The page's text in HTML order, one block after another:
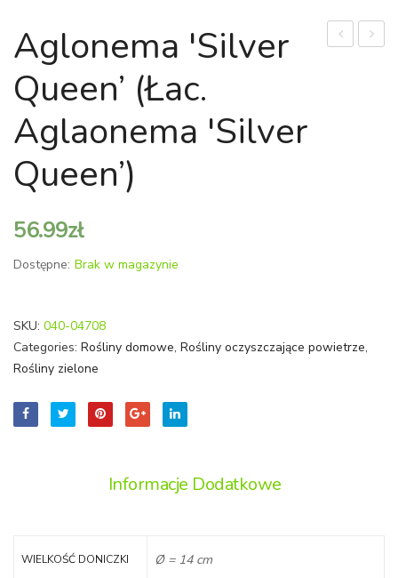
Aglonema 'Silver
Queen’ (łac.
Aglaonema 'Silver
Queen’)
56.99zł
Dostępne: Brak w magazynie
SKU: 040-04708
Categories: Rośliny domowe, Rośliny oczyszczające powietrze,
Rośliny zielone
Informacje Dodatkowe
WIELKOŚĆ DONICZKI Ø = 14 cm